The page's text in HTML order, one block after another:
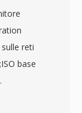
file
su
che
reti
base
o